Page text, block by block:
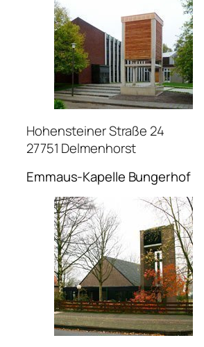
Hohensteiner Straße 24
27751 Delmenhorst
Emmaus-Kapelle Bungerhof